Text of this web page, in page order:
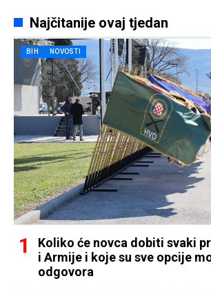
Najčitanije ovaj tjedan
BIH NOVOSTI
Koliko će novca dobiti svaki
i Armije i koje su sve opcije
odgovora